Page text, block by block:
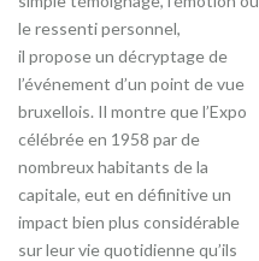
le ressenti personnel,
il propose un décryptage de
l’événement d’un point de vue
bruxellois. Il montre que l’Expo
célébrée en 1958 par de
nombreux habitants de la
capitale, eut en définitive un
impact bien plus considérable
sur leur vie quotidienne qu’ils